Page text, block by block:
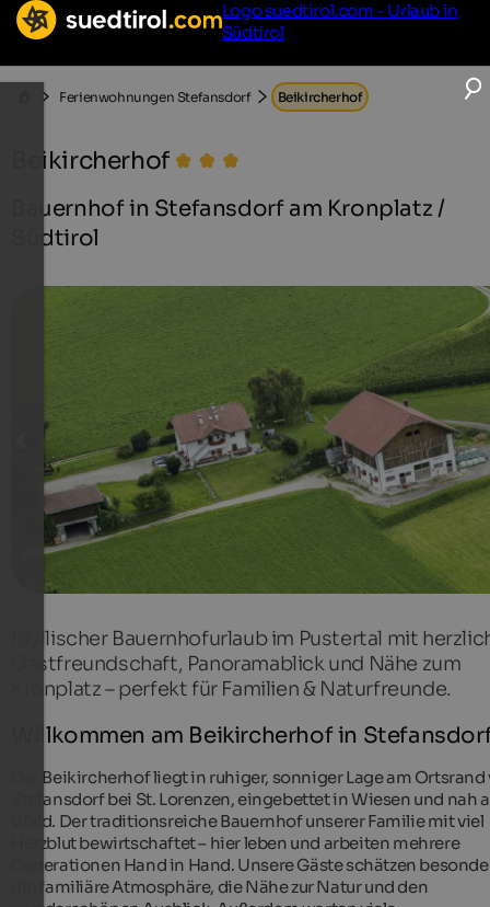
Logo suedtirol.com - Urlaub in
Südtirol
Ferienwohnungen Stefansdorf Beikircherhof
Beikircherhof
Bauernhof in Stefansdorf am Kronplatz /
Südtirol
Idyllischer Bauernhofurlaub im Pustertal mit
Gastfreundschaft, Panoramablick und Nähe zum
Kronplatz – perfekt für Familien & Naturfreunde.
Willkommen am Beikircherhof in
Der Beikircherhof liegt in ruhiger, sonniger Lage am Ortsrand
Stefansdorf bei St. Lorenzen, eingebettet in Wiesen und nah
Wald. Der traditionsreiche Bauernhof unserer Familie mit viel
Herzblut bewirtschaftet – hier leben und arbeiten mehrere
Generationen Hand in Hand. Unsere Gäste schätzen
die familiäre Atmosphäre, die Nähe zur Natur und den